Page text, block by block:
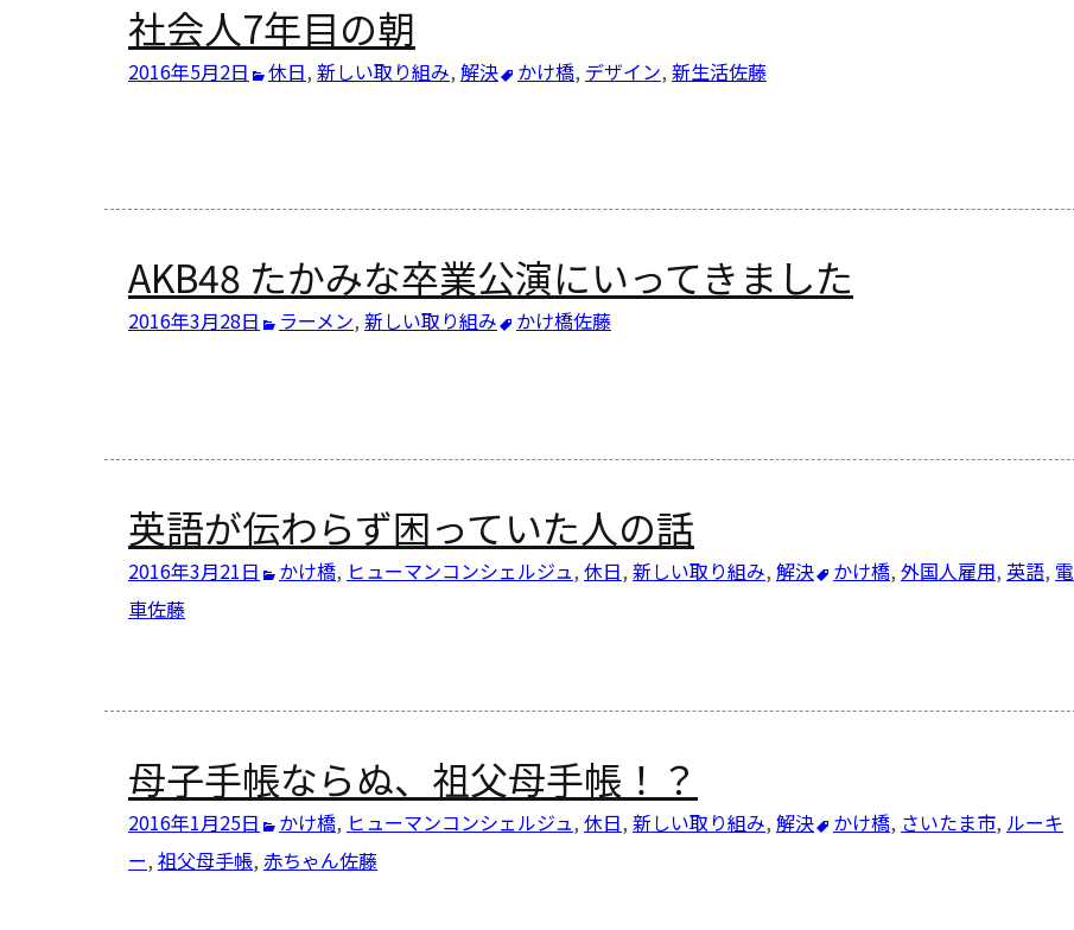
社会人7年目の朝
2016年5月2日 休日, 新しい取り組み, 解決 かけ橋, デザイン, 新生活佐藤
AKB48 たかみな卒業公演にいってきました
2016年3月28日 ラーメン, 新しい取り組み かけ橋佐藤
英語が伝わらず困っていた人の話
2016年3月21日 かけ橋, ヒューマンコンシェルジュ, 休日, 新しい取り組み, 解決 かけ橋, 外国人雇用, 英語, 電
車佐藤
母子手帳ならぬ、祖父母手帳！？
2016年1月25日 かけ橋, ヒューマンコンシェルジュ, 休日, 新しい取り組み, 解決 かけ橋, さいたま市, ルーキ
ー, 祖父母手帳, 赤ちゃん佐藤